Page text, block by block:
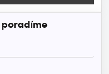
poradíme